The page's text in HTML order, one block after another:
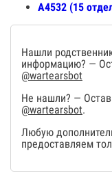
А4532 (15
Нашли
информацию? —
@wartearsbot
Не нашли? —
@wartearsbot.
Любую
предоставляем